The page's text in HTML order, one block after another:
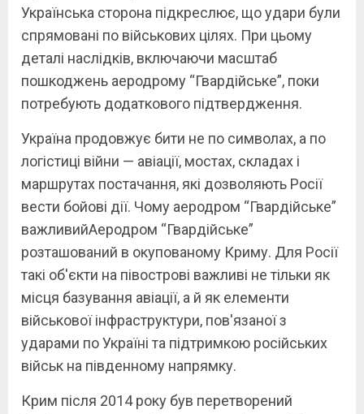
Українська сторона підкреслює, що удари були
спрямовані по військових цілях. При цьому
деталі наслідків, включаючи масштаб
пошкоджень аеродрому “Гвардійське”, поки
потребують додаткового підтвердження.
Україна продовжує бити не по символах, а по
логістиці війни — авіації, мостах, складах і
маршрутах постачання, які дозволяють Росії
вести бойові дії. Чому аеродром “Гвардійське”
важливийАеродром “Гвардійське”
розташований в окупованому Криму. Для Росії
такі об'єкти на півострові важливі не тільки як
місця базування авіації, а й як елементи
військової інфраструктури, пов'язаної з
ударами по Україні та підтримкою російських
військ на південному напрямку.
Крим після 2014 року був перетворений